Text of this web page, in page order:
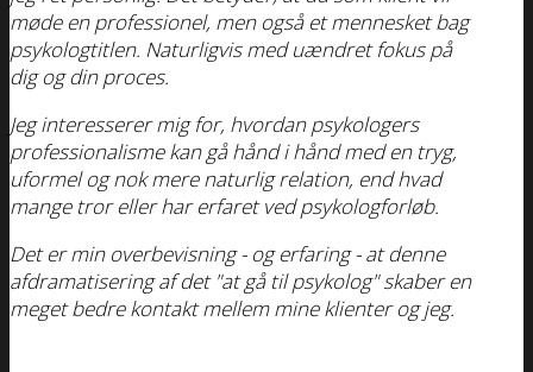
møde en professionel, men også et mennesket bag
psykologtitlen. Naturligvis med uændret fokus på
dig og din proces.
Jeg interesserer mig for, hvordan psykologers
professionalisme kan gå hånd i hånd med en tryg,
uformel og nok mere naturlig relation, end hvad
mange tror eller har erfaret ved psykologforløb.
Det er min overbevisning - og erfaring - at denne
afdramatisering af det "at gå til psykolog" skaber en
meget bedre kontakt mellem mine klienter og jeg.